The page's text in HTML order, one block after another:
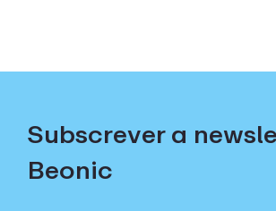
Subscrever a
Beonic